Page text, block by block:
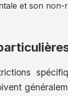
et son